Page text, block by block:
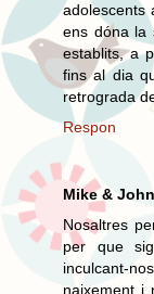
adolescents
ens dóna la
establits, a
fins al dia
retrograda
Respon
Mike & John
Nosaltres
per que
inculcant-
naixement i